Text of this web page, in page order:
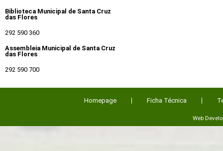
Biblioteca Municipal de Santa Cruz
das Flores
292 590 360
Assembleia Municipal de Santa Cruz
das Flores
292 590 700
Homepage Ficha Técnica
Web